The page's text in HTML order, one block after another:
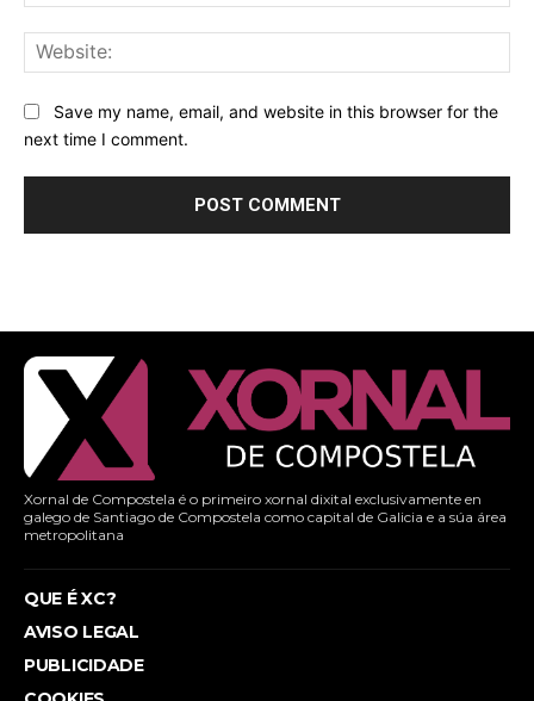
Save my name, email, and website in this browser for the
next time I comment.
Xornal de Compostela é o primeiro xornal dixital exclusivamente en
galego de Santiago de Compostela como capital de Galicia e a súa área
metropolitana
QUE É XC?
AVISO LEGAL
PUBLICIDADE